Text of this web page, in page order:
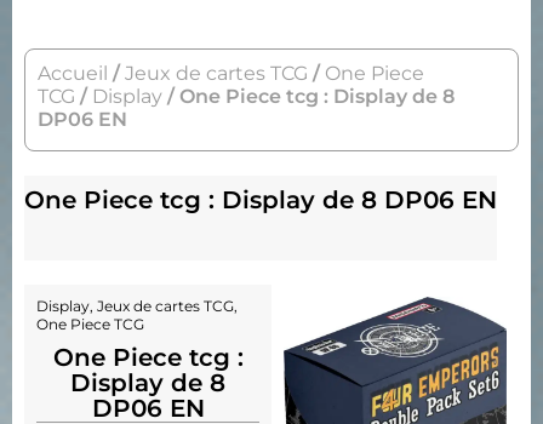
Accueil /Jeux de cartes TCG / One Piece
TCG / Display / One Piece tcg : Display de 8
DP06 EN
One Piece tcg : Display de 8 DP06 EN
Display, Jeux de cartes TCG,
One Piece TCG
One Piece tcg :
Display de 8
DP06 EN